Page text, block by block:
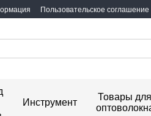
Пользовательское соглашение
Инструмент
Товары для